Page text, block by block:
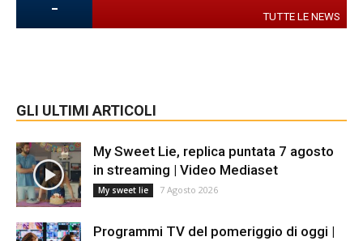
- TUTTE LE NEWS
GLI ULTIMI ARTICOLI
My Sweet Lie, replica puntata 7 agosto
in streaming | Video Mediaset
My sweet lie 7 Agosto 2026
Programmi TV del pomeriggio di oggi |